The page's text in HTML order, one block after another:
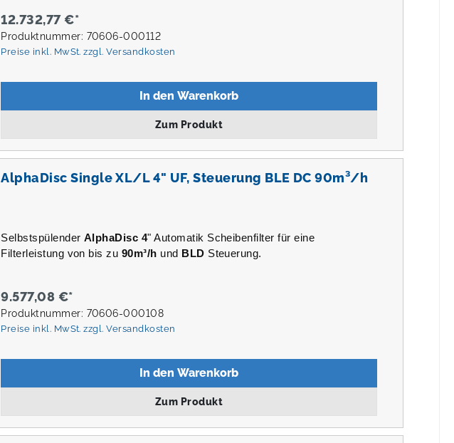
12.732,77 €*
Produktnummer: 70606-000112
Preise inkl. MwSt. zzgl. Versandkosten
In den Warenkorb
Zum Produkt
AlphaDisc Single XL/L 4" UF, Steuerung BLE DC 90m³/h
SelbstspülenderAlphaDisc 4" Automatik Scheibenfilter für eine
Filterleistung von bis zu 90m³/h und BLD Steuerung.
9.577,08 €*
Produktnummer: 70606-000108
Preise inkl. MwSt. zzgl. Versandkosten
In den Warenkorb
Zum Produkt